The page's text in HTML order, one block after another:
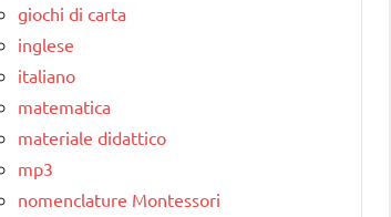
giochi di carta
inglese
italiano
matematica
materiale didattico
mp3
nomenclature Montessori